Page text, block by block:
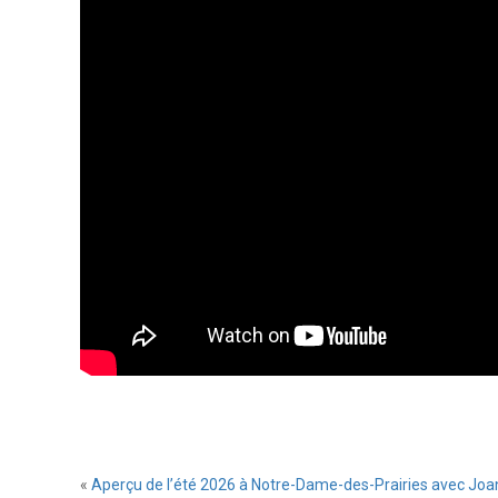
« Aperçu de l’été 2026 à Notre-Dame-des-Prairies avec